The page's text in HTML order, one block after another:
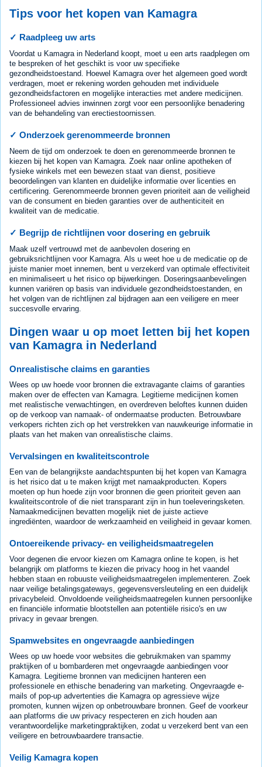
Tips voor het kopen van Kamagra
✓ Raadpleeg uw arts
Voordat u Kamagra in Nederland koopt, moet u een arts raadplegen om
te bespreken of het geschikt is voor uw specifieke
gezondheidstoestand. Hoewel Kamagra over het algemeen goed wordt
verdragen, moet er rekening worden gehouden met individuele
gezondheidsfactoren en mogelijke interacties met andere medicijnen.
Professioneel advies inwinnen zorgt voor een persoonlijke benadering
van de behandeling van erectiestoornissen.
✓ Onderzoek gerenommeerde bronnen
Neem de tijd om onderzoek te doen en gerenommeerde bronnen te
kiezen bij het kopen van Kamagra. Zoek naar online apotheken of
fysieke winkels met een bewezen staat van dienst, positieve
beoordelingen van klanten en duidelijke informatie over licenties en
certificering. Gerenommeerde bronnen geven prioriteit aan de veiligheid
van de consument en bieden garanties over de authenticiteit en
kwaliteit van de medicatie.
✓ Begrijp de richtlijnen voor dosering en gebruik
Maak uzelf vertrouwd met de aanbevolen dosering en
gebruiksrichtlijnen voor Kamagra. Als u weet hoe u de medicatie op de
juiste manier moet innemen, bent u verzekerd van optimale effectiviteit
en minimaliseert u het risico op bijwerkingen. Doseringsaanbevelingen
kunnen variëren op basis van individuele gezondheidstoestanden, en
het volgen van de richtlijnen zal bijdragen aan een veiligere en meer
succesvolle ervaring.
Dingen waar u op moet letten bij het kopen
van Kamagra in Nederland
Onrealistische claims en garanties
Wees op uw hoede voor bronnen die extravagante claims of garanties
maken over de effecten van Kamagra. Legitieme medicijnen komen
met realistische verwachtingen, en overdreven beloftes kunnen duiden
op de verkoop van namaak- of ondermaatse producten. Betrouwbare
verkopers richten zich op het verstrekken van nauwkeurige informatie in
plaats van het maken van onrealistische claims.
Vervalsingen en kwaliteitscontrole
Een van de belangrijkste aandachtspunten bij het kopen van Kamagra
is het risico dat u te maken krijgt met namaakproducten. Kopers
moeten op hun hoede zijn voor bronnen die geen prioriteit geven aan
kwaliteitscontrole of die niet transparant zijn in hun toeleveringsketen.
Namaakmedicijnen bevatten mogelijk niet de juiste actieve
ingrediënten, waardoor de werkzaamheid en veiligheid in gevaar komen.
Ontoereikende privacy- en veiligheidsmaatregelen
Voor degenen die ervoor kiezen om Kamagra online te kopen, is het
belangrijk om platforms te kiezen die privacy hoog in het vaandel
hebben staan en robuuste veiligheidsmaatregelen implementeren. Zoek
naar veilige betalingsgateways, gegevensversleuteling en een duidelijk
privacybeleid. Onvoldoende veiligheidsmaatregelen kunnen persoonlijke
en financiële informatie blootstellen aan potentiële risico's en uw
privacy in gevaar brengen.
Spamwebsites en ongevraagde aanbiedingen
Wees op uw hoede voor websites die gebruikmaken van spammy
praktijken of u bombarderen met ongevraagde aanbiedingen voor
Kamagra. Legitieme bronnen van medicijnen hanteren een
professionele en ethische benadering van marketing. Ongevraagde e-
mails of pop-up advertenties die Kamagra op agressieve wijze
promoten, kunnen wijzen op onbetrouwbare bronnen. Geef de voorkeur
aan platforms die uw privacy respecteren en zich houden aan
verantwoordelijke marketingpraktijken, zodat u verzekerd bent van een
veiligere en betrouwbaardere transactie.
Veilig Kamagra kopen